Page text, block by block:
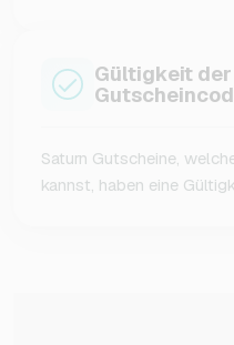
Gültigkeit der
Saturn Gutscheine,
kannst, haben eine